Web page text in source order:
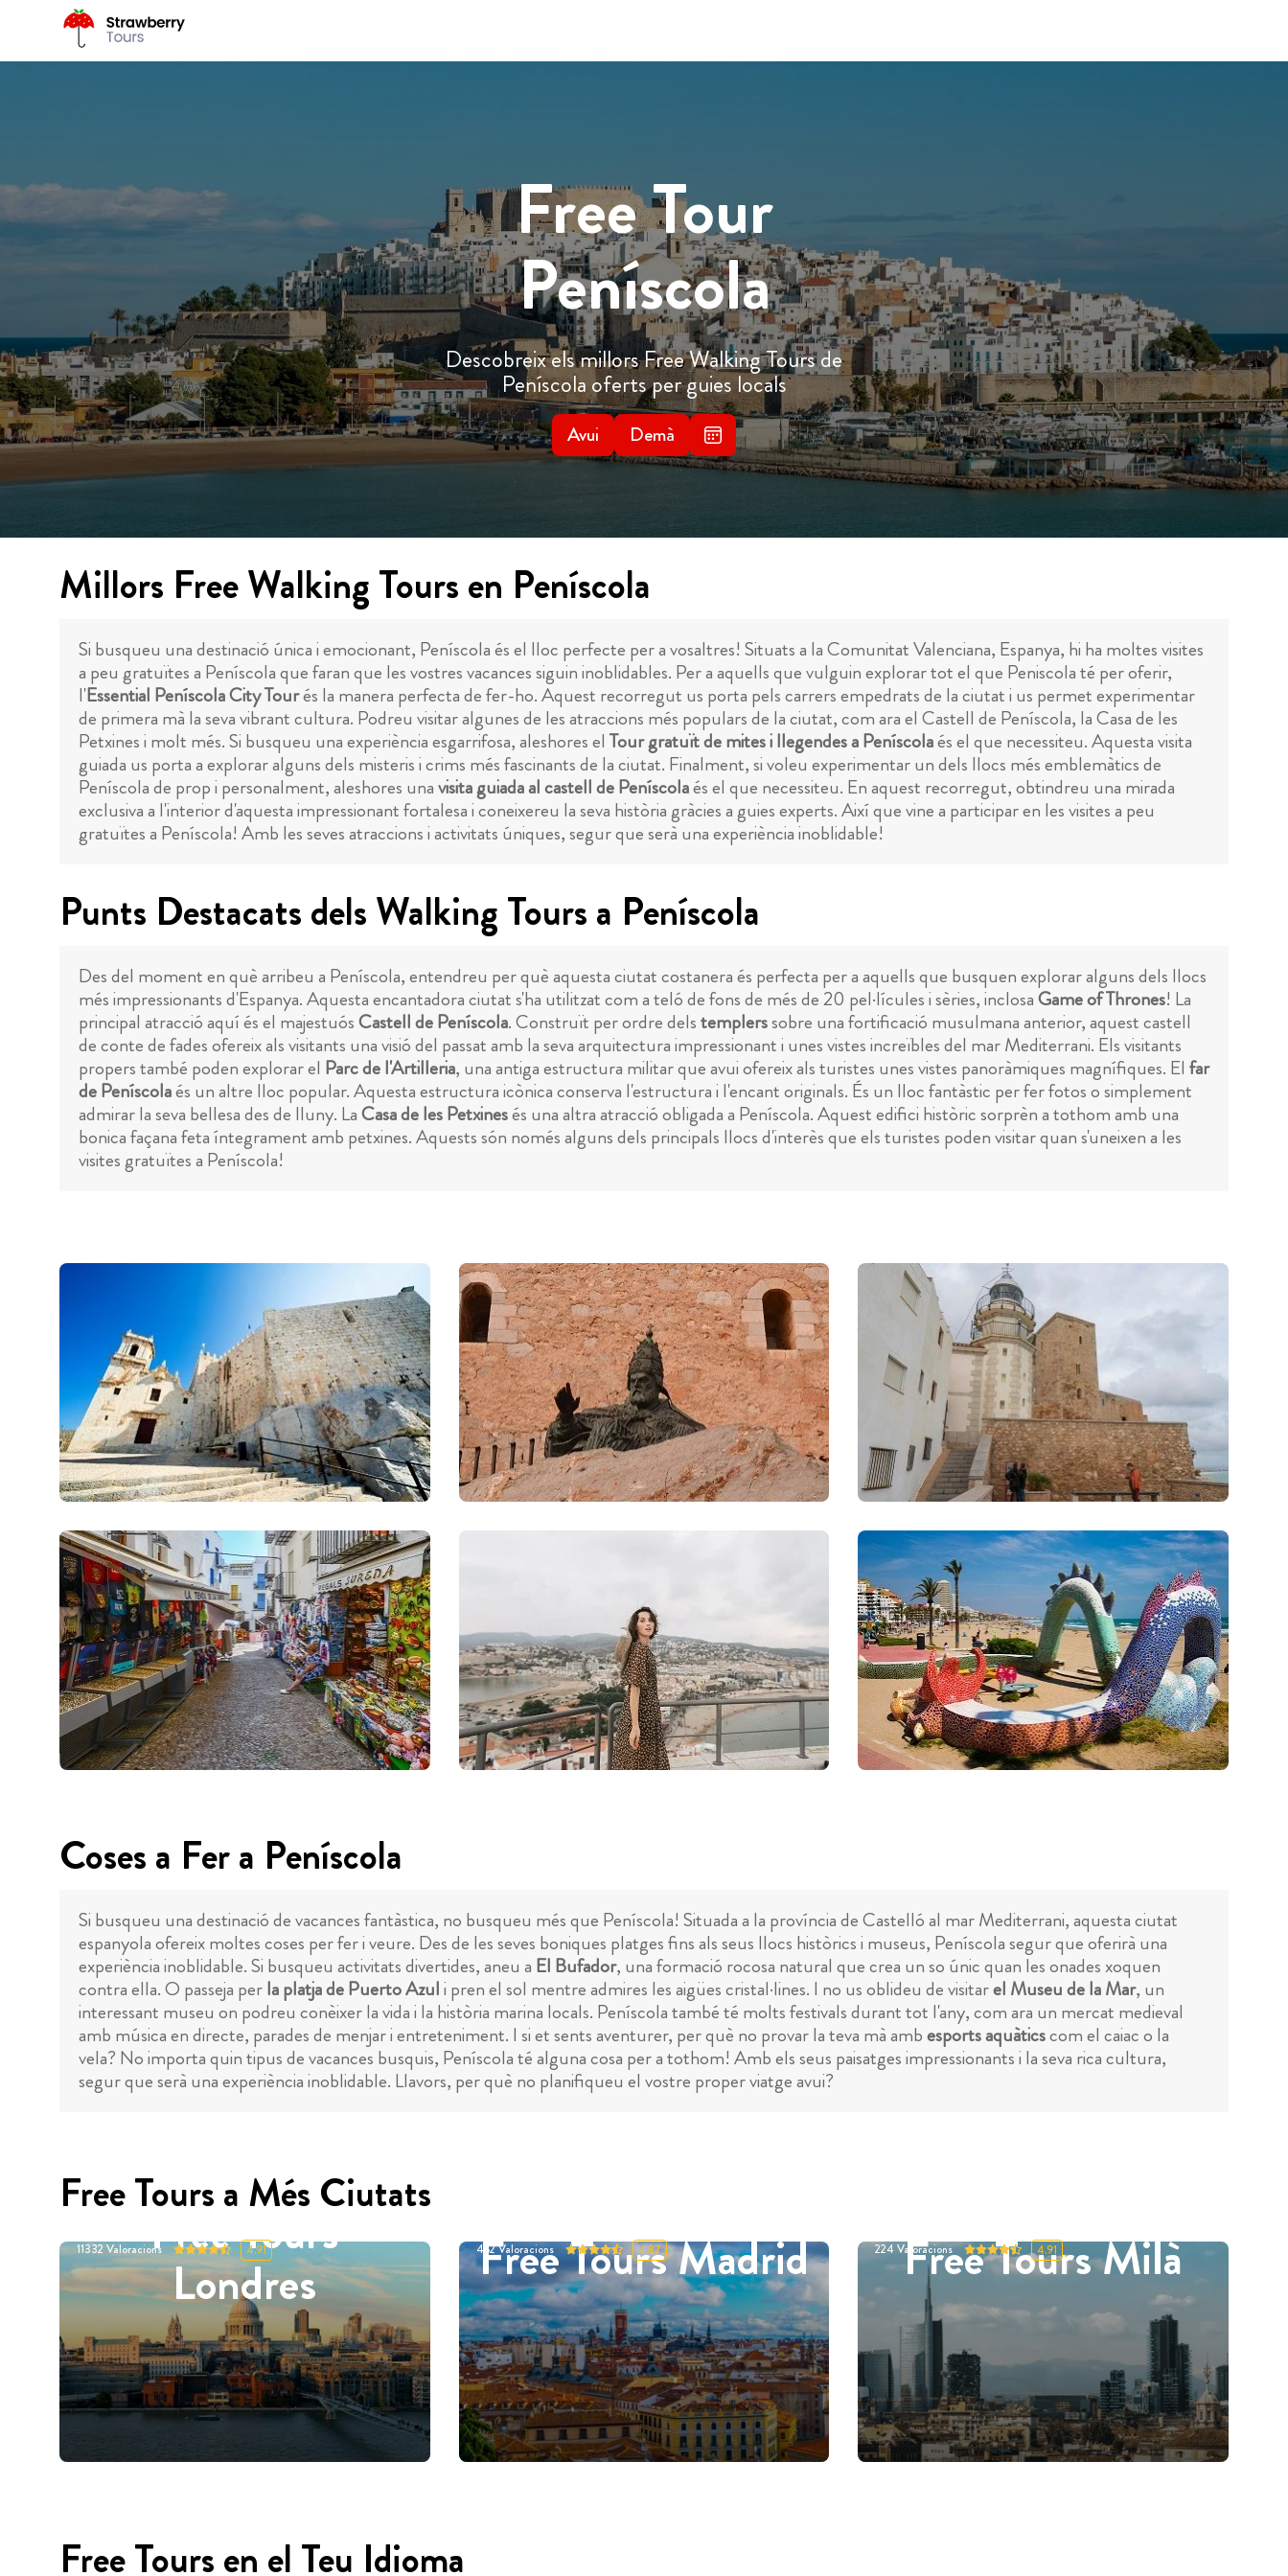
Free Tour
Peníscola
Descobreix els millors Free Walking Tours de
Peníscola oferts per guies locals
Avui Demà
Millors Free Walking Tours en Peníscola
Si busqueu una destinació única i emocionant, Peníscola és el lloc perfecte per a vosaltres! Situats a la Comunitat Valenciana, Espanya, hi ha moltes visites
a peu gratuïtes a Peníscola que faran que les vostres vacances siguin inoblidables. Per a aquells que vulguin explorar tot el que Peniscola té per oferir,
l'Essential Peníscola City Tourés la manera perfecta de fer-ho. Aquest recorregut us porta pels carrers empedrats de la ciutat i us permet experimentar
de primera mà la seva vibrant cultura. Podreu visitar algunes de les atraccions més populars de la ciutat, com ara el Castell de Peníscola, la Casa de les
Petxines i molt més. Si busqueu una experiència esgarrifosa, aleshores el Tour gratuït de mites i llegendes a Peníscolaés el que necessiteu. Aquesta visita
guiada us porta a explorar alguns dels misteris i crims més fascinants de la ciutat. Finalment, si voleu experimentar un dels llocs més emblemàtics de
Peníscola de prop i personalment, aleshores unavisita guiada al castell de Peníscolaés el que necessiteu. En aquest recorregut, obtindreu una mirada
exclusiva a l'interior d'aquesta impressionant fortalesa i coneixereu la seva història gràcies a guies experts. Així que vine a participar en les visites a peu
gratuïtes a Peníscola! Amb les seves atraccions i activitats úniques, segur que serà una experiència inoblidable!
Punts Destacats dels Walking Tours a Peníscola
Des del moment en què arribeu a Peníscola, entendreu per què aquesta ciutat costanera és perfecta per a aquells que busquen explorar alguns dels llocs
més impressionants d'Espanya. Aquesta encantadora ciutat s'ha utilitzat com a teló de fons de més de 20 pel·lícules i sèries, inclosaGame of Thrones! La
principal atracció aquí és el majestuósCastell de Peníscola. Construït per ordre delstemplerssobre una fortificació musulmana anterior, aquest castell
de conte de fades ofereix als visitants una visió del passat amb la seva arquitectura impressionant i unes vistes increïbles del mar Mediterrani. Els visitants
propers també poden explorar el Parc de l'Artilleria, una antiga estructura militar que avui ofereix als turistes unes vistes panoràmiques magnífiques. El far
de Peníscolaés un altre lloc popular. Aquesta estructura icònica conserva l'estructura i l'encant originals. És un lloc fantàstic per fer fotos o simplement
admirar la seva bellesa des de lluny. LaCasa de les Petxinesés una altra atracció obligada a Peníscola. Aquest edifici històric sorprèn a tothom amb una
bonica façana feta íntegrament amb petxines. Aquests són només alguns dels principals llocs d'interès que els turistes poden visitar quan s'uneixen a les
visites gratuïtes a Peníscola!
Coses a Fer a Peníscola
Si busqueu una destinació de vacances fantàstica, no busqueu més que Peníscola! Situada a la província de Castelló al mar Mediterrani, aquesta ciutat
espanyola ofereix moltes coses per fer i veure. Des de les seves boniques platges fins als seus llocs històrics i museus, Peníscola segur que oferirà una
experiència inoblidable. Si busqueu activitats divertides, aneu a El Bufador, una formació rocosa natural que crea un so únic quan les onades xoquen
contra ella. O passeja perla platja de Puerto Azuli pren el sol mentre admires les aigües cristal·lines. I no us oblideu de visitarel Museu de la Mar, un
interessant museu on podreu conèixer la vida i la història marina locals. Peníscola també té molts festivals durant tot l'any, com ara un mercat medieval
amb música en directe, parades de menjar i entreteniment. I si et sents aventurer, per què no provar la teva mà ambesports aquàticscom el caiac o la
vela? No importa quin tipus de vacances busquis, Peníscola té alguna cosa per a tothom! Amb els seus paisatges impressionants i la seva rica cultura,
segur que serà una experiència inoblidable. Llavors, per què no planifiqueu el vostre proper viatge avui?
Free Tours a Més Ciutats
Free Tours
Londres
11332 Valoracions 4.91 Free Tours Madrid
452Valoracions 4.87 Free Tours Milà
224 Valoracions 4.91
Free Tours en el Teu Idioma